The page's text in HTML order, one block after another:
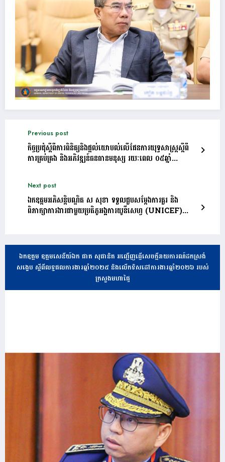
Previous post
កិច្ចប្រជុំស្តីពីការពិនិត្យនិងផ្តល់យោបល់លើផែនការយុទ្ធសាស្ត្រស្តីពី
ការគ្រប់គ្រង និងអភិវឌ្ឍន៍ធនធានមនុស្ស រយៈពេល ០៥ឆ្នាំ
Next post
ឯកឧត្តមអភិសន្តិបណ្ឌិត ស សុខា ទទួលជួបសម្តែងការគួរ និង
ពិភាក្សាការងារជាមួយប្រតិភូអង្គការយូនីសេហ្វ (UNICEF)
ឯកឧត្តម ឧត្តមសេនីយ៍ឯក ផាត សុផានិត អញ្ជើញធ្វើសេចក្តីរាយការណ៍ដកស្រង់
សង្ខេប ស្តីពីលទ្ធផលការងារឆ្នាំ២០២៥ និងលើកទិសដៅការងារឆ្នាំ២០២៦ របស់
ក្រសួងមហាផ្ទៃ